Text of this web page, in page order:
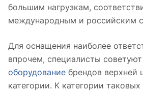
большим нагрузкам,
международным и российским
Для оснащения наиболее
впрочем, специалисты советуют
оборудование брендов верхней
категории. К категории таковых